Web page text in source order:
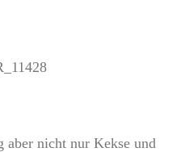
aber nicht nur Kekse und